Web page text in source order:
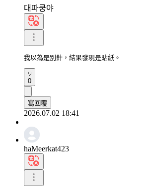
대파쿵야
我以為是別針，結果發現是貼紙。
0
寫回覆
2026.07.02 18:41
haMeerkat423